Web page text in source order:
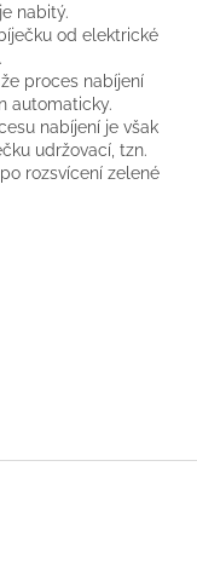
nabitý.
od elektrické
proces nabíjení
automaticky.
nabíjení je však
udržovací, tzn.
rozsvícení zelené